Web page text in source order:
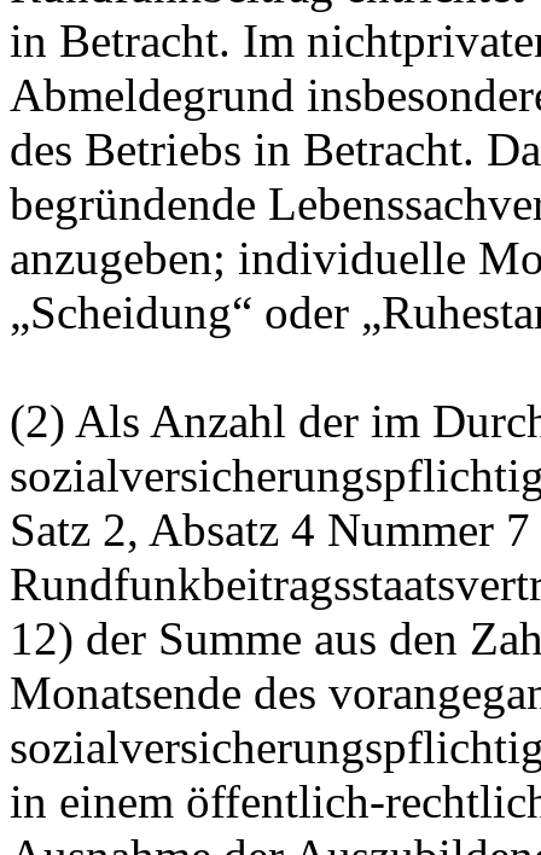
in Betracht. Im
Abmeldegrund
des Betriebs in Betracht.
begründende
anzugeben; individuelle
„Scheidung“ oder
(2) Als Anzahl der im
Satz 2, Absatz 4 Nummer 7
12) der Summe aus den
Monatsende des
in einem öffentlich-